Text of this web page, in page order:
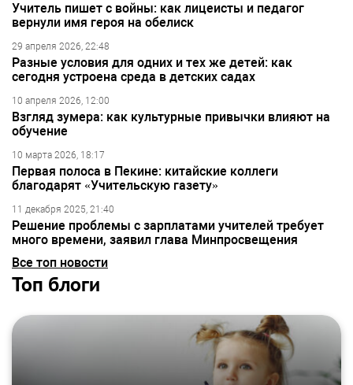
Учитель пишет с войны: как лицеисты и педагог
вернули имя героя на обелиск
29 апреля 2026, 22:48
Разные условия для одних и тех же детей: как
сегодня устроена среда в детских садах
10 апреля 2026, 12:00
Взгляд зумера: как культурные привычки влияют на
обучение
10 марта 2026, 18:17
Первая полоса в Пекине: китайские коллеги
благодарят «Учительскую газету»
11 декабря 2025, 21:40
Решение проблемы с зарплатами учителей требует
много времени, заявил глава Минпросвещения
Все топ новости
Топ блоги